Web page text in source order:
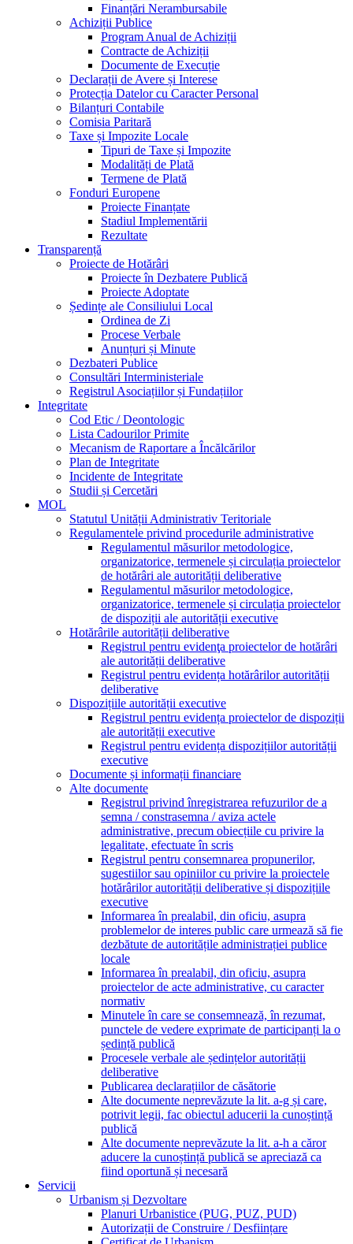
Finanțări Nerambursabile
Achiziții Publice
Program Anual de Achiziții
Contracte de Achiziții
Documente de Execuție
Declarații de Avere și Interese
Protecția Datelor cu Caracter Personal
Bilanțuri Contabile
Comisia Paritară
Taxe și Impozite Locale
Tipuri de Taxe și Impozite
Modalități de Plată
Termene de Plată
Fonduri Europene
Proiecte Finanțate
Stadiul Implementării
Rezultate
Transparență
Proiecte de Hotărâri
Proiecte în Dezbatere Publică
Proiecte Adoptate
Ședințe ale Consiliului Local
Ordinea de Zi
Procese Verbale
Anunțuri și Minute
Dezbateri Publice
Consultări Interministeriale
Registrul Asociațiilor și Fundațiilor
Integritate
Cod Etic / Deontologic
Lista Cadourilor Primite
Mecanism de Raportare a Încălcărilor
Plan de Integritate
Incidente de Integritate
Studii și Cercetări
MOL
Statutul Unității Administrativ Teritoriale
Regulamentele privind procedurile administrative
Regulamentul măsurilor metodologice,
organizatorice, termenele și circulația proiectelor
de hotărâri ale autorității deliberative
Regulamentul măsurilor metodologice,
organizatorice, termenele și circulația proiectelor
de dispoziții ale autorității executive
Hotărârile autorității deliberative
Registrul pentru evidenţa proiectelor de hotărâri
ale autorității deliberative
Registrul pentru evidența hotărârilor autorității
deliberative
Dispozițiile autorității executive
Registrul pentru evidența proiectelor de dispoziții
ale autorității executive
Registrul pentru evidența dispozițiilor autorității
executive
Documente și informații financiare
Alte documente
Registrul privind înregistrarea refuzurilor de a
semna / constrasemna / aviza actele
administrative, precum obiecțiile cu privire la
legalitate, efectuate în scris
Registrul pentru consemnarea propunerilor,
sugestiilor sau opiniilor cu privire la proiectele
hotărârilor autorității deliberative și dispozițiile
executive
Informarea în prealabil, din oficiu, asupra
problemelor de interes public care urmează să fie
dezbătute de autoritățile administrației publice
locale
Informarea în prealabil, din oficiu, asupra
proiectelor de acte administrative, cu caracter
normativ
Minutele în care se consemnează, în rezumat,
punctele de vedere exprimate de participanți la o
ședință publică
Procesele verbale ale ședințelor autorității
deliberative
Publicarea declarațiilor de căsătorie
Alte documente neprevăzute la lit. a-g și care,
potrivit legii, fac obiectul aducerii la cunoștință
publică
Alte documente neprevăzute la lit. a-h a căror
aducere la cunoștință publică se apreciază ca
fiind oportună și necesară
Servicii
Urbanism și Dezvoltare
Planuri Urbanistice (PUG, PUZ, PUD)
Autorizații de Construire / Desființare